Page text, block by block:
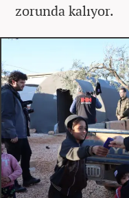
zorunda kalıyor.